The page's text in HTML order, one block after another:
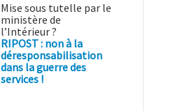
Mise sous tutelle par le
ministère de
l’Intérieur ?
RIPOST : non à la
déresponsabilisation
dans la guerre des
services !